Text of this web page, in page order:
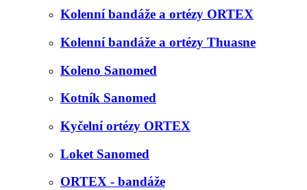
Kolenní bandáže a ortézy ORTEX
Kolenní bandáže a ortézy Thuasne
Koleno Sanomed
Kotník Sanomed
Kyčelní ortézy ORTEX
Loket Sanomed
ORTEX - bandáže